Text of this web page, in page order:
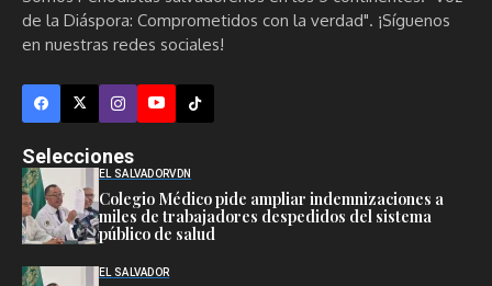
de la Diáspora: Comprometidos con la verdad". ¡Síguenos
en nuestras redes sociales!
Selecciones
EL SALVADORVDN
Colegio Médico pide ampliar indemnizaciones a
miles de trabajadores despedidos del sistema
público de salud
EL SALVADOR